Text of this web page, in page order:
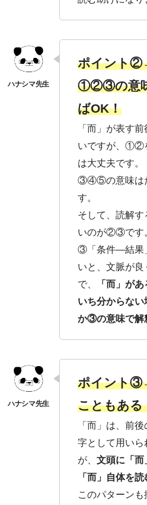
ポイント
①②③の意
ばOK！
「而」が表す
いですが、①②
は大丈夫です。
③④⑤の意味は
す。
そして、読解
いのが②③です
③「条件―結果
いと、文脈が
で、
「而」が
いち分からな
か③の意味で解
ポイント
こともある
「而」は、前
字として用いら
が、 文頭に「而
「而」自体を
このパターン